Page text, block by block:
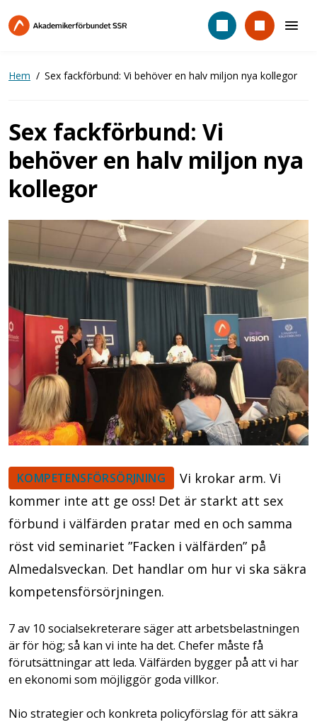
till
Hem Sex fackförbund: Vi behöver en halv miljon nya kollegor
Sex fackförbund: Vi
behöver en halv miljon nya
kollegor
KOMPETENSFÖRSÖRJNING
Vi krokar arm. Vi
kommer inte att ge oss! Det är starkt att sex
förbund i välfärden pratar med en och samma
röst vid seminariet ”Facken i välfärden” på
Almedalsveckan. Det handlar om hur vi ska säkra
kompetensförsörjningen.
7 av 10 socialsekreterare säger att arbetsbelastningen
är för hög; så kan vi inte ha det. Chefer måste få
förutsättningar att leda. Välfärden bygger på att vi har
en ekonomi som möjliggör goda villkor.
Nio strategier och konkreta policyförslag för att säkra